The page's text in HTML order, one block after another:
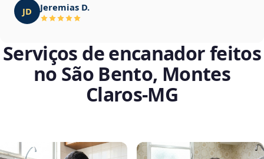
JD Jeremias D.
Serviços de encanador feitos
no São Bento, Montes
Claros‑MG